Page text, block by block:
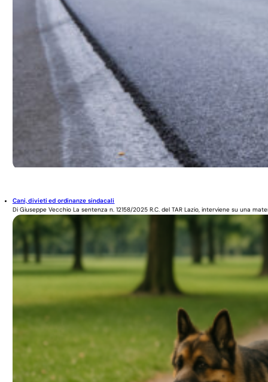
Cani, divieti ed ordinanze sindacali
Di Giuseppe Vecchio La sentenza n. 12158/2025 R.C. del TAR Lazio, interviene su una